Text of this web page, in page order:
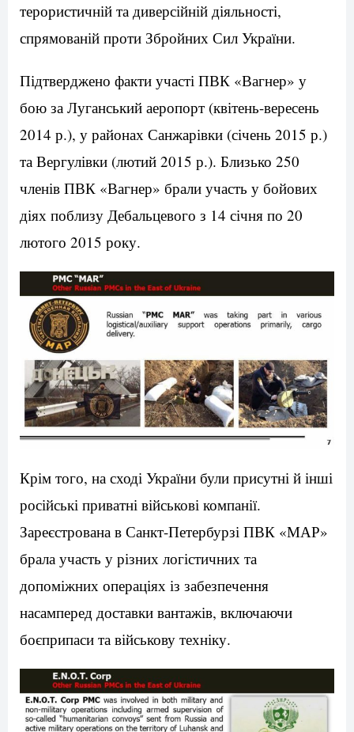
терористичній та диверсійній діяльності,
спрямованій проти Збройних Сил України.
Підтверджено факти участі ПВК «Вагнер» у
бою за Луганський аеропорт (квітень-вересень
2014 р.), у районах Санжарівки (січень 2015 р.)
та Вергулівки (лютий 2015 р.). Близько 250
членів ПВК «Вагнер» брали участь у бойових
діях поблизу Дебальцевого з 14 січня по 20
лютого 2015 року.
Крім того, на сході України були присутні й інші
російські приватні військові компанії.
Зареєстрована в Санкт-Петербурзі ПВК «МАР»
брала участь у різних логістичних та
допоміжних операціях із забезпечення
насамперед доставки вантажів, включаючи
боєприпаси та військову техніку.